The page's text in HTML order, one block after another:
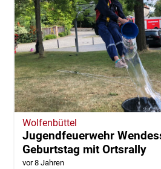
Wolfenbüttel
Jugendfeuerwehr
Geburtstag mit Ortsrally
vor 8 Jahren